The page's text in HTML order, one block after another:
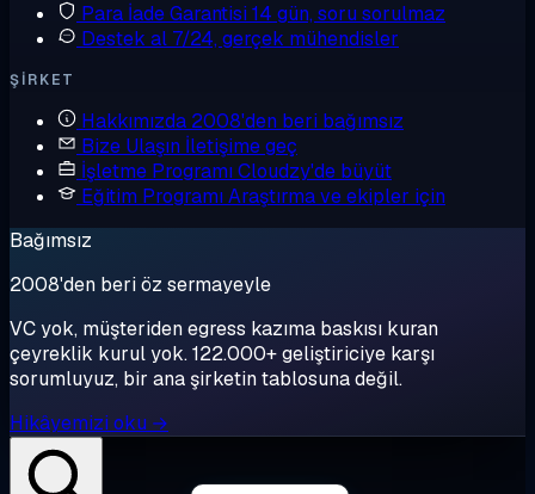
Para İade Garantisi 14 gün, soru sorulmaz
Destek al 7/24, gerçek mühendisler
ŞIRKET
Hakkımızda 2008'den beri bağımsız
Bize Ulaşın İletişime geç
İşletme Programı Cloudzy'de büyüt
Eğitim Programı Araştırma ve ekipler için
Bağımsız
2008'den beri öz sermayeyle
VC yok, müşteriden egress kazıma baskısı kuran
çeyreklik kurul yok. 122.000+ geliştiriciye karşı
sorumluyuz, bir ana şirketin tablosuna değil.
Hikâyemizi oku →